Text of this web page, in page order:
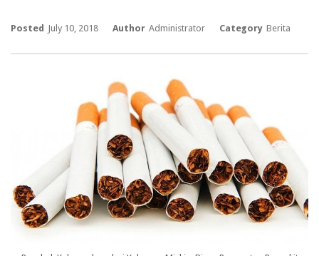
Posted July 10, 2018 Author Administrator Category Berita